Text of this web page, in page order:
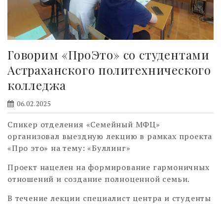
Говорим «ПроЭто» со студентами
Астраханского политехнического
колледжа
06.02.2025
Спикер отделения «Семейный МФЦ»
организовал выездную лекцию в рамках проекта
«Про это» на тему: «Буллинг»
Проект нацелен на формирование гармоничных
отношений и создание полноценной семьи.
В течение лекции специалист центра и студенты